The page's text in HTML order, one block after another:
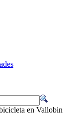
en Vallobin